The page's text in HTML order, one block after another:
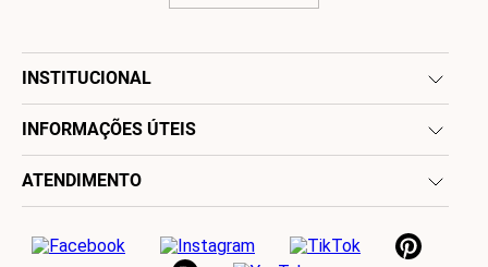
INSTITUCIONAL
INFORMAÇÕES ÚTEIS
ATENDIMENTO